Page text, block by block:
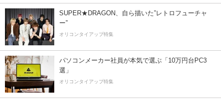
SUPER★DRAGON、自ら描いた”レトロフューチャ
ー”
オリコンタイアップ特集
パソコンメーカー社員が本気で選ぶ「10万円台PC3
選」
オリコンタイアップ特集